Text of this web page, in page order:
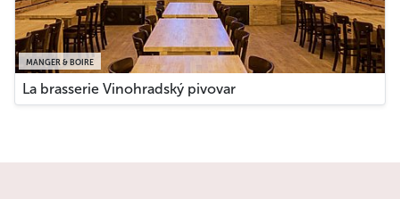
MANGER & BOIRE
La brasserie Vinohradský pivovar